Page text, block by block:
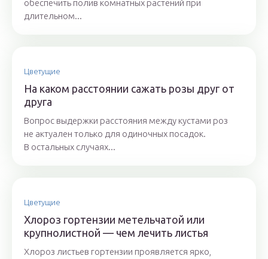
обеспечить полив комнатных растений при
длительном...
Цветущие
На каком расстоянии сажать розы друг от
друга
Вопрос выдержки расстояния между кустами роз
не актуален только для одиночных посадок.
В остальных случаях...
Цветущие
Хлороз гортензии метельчатой или
крупнолистной — чем лечить листья
Хлороз листьев гортензии проявляется ярко,